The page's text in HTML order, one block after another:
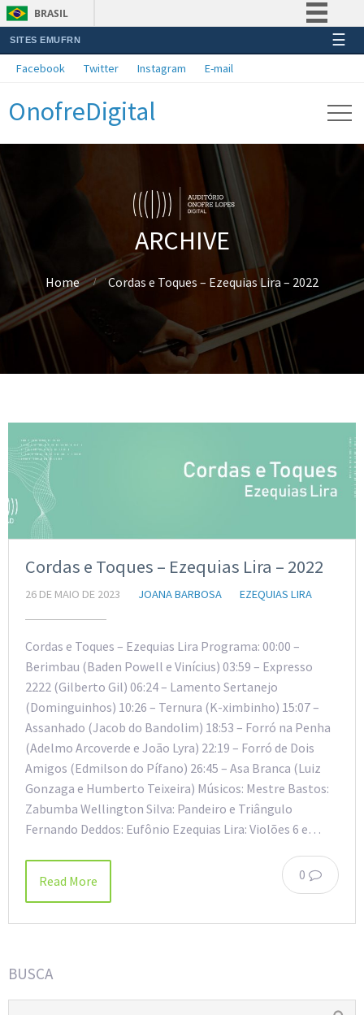
BRASIL
Simplifique!
Acesso à informação
Legislação
Canais
SITES EMUFRN ☰
Facebook Twitter Instagram E-mail
OnofreDigital
ARCHIVE
Home Cordas e Toques – Ezequias Lira – 2022
Cordas e Toques – Ezequias Lira – 2022
26 DE MAIO DE 2023 JOANA BARBOSA EZEQUIAS LIRA
Cordas e Toques – Ezequias Lira Programa: 00:00 –
Berimbau (Baden Powell e Vinícius) 03:59 – Expresso
2222 (Gilberto Gil) 06:24 – Lamento Sertanejo
(Dominguinhos) 10:26 – Ternura (K-ximbinho) 15:07 –
Assanhado (Jacob do Bandolim) 18:53 – Forró na Penha
(Adelmo Arcoverde e João Lyra) 22:19 – Forró de Dois
Amigos (Edmilson do Pífano) 26:45 – Asa Branca (Luiz
Gonzaga e Humberto Teixeira) Músicos: Mestre Bastos:
Zabumba Wellington Silva: Pandeiro e Triângulo
Fernando Deddos: Eufônio Ezequias Lira: Violões 6 e…
0
Read More
BUSCA